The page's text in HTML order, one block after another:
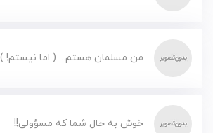
من مسلمان هستم... ( اما نیستم! )
خوش به حال شما که مسؤولی!!